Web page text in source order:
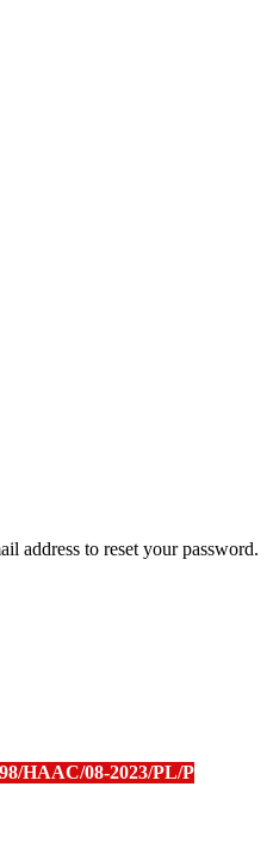
address to reset your password.
HAAC/08-2023/PL/P